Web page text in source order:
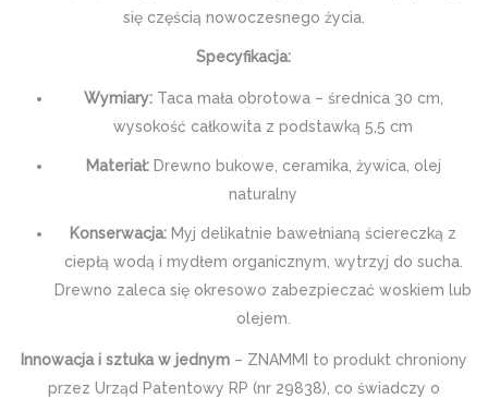
się częścią nowoczesnego życia.
Specyfikacja:
Wymiary:Taca mała obrotowa – średnica 30 cm,
wysokość całkowita z podstawką 5,5 cm
Materiał:Drewno bukowe, ceramika, żywica, olej
naturalny
Konserwacja: Myj delikatnie bawełnianą ściereczką z
ciepłą wodą i mydłem organicznym, wytrzyj do sucha.
Drewno zaleca się okresowo zabezpieczać woskiem lub
olejem.
Innowacja i sztuka w jednym– ZNAMMI to produkt chroniony
przez Urząd Patentowy RP (nr 29838), co świadczy o